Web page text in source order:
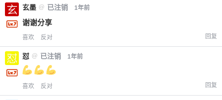
玄墨 @ 已注销 1年前
谢谢分享
喜欢 反对 回复
怼 @ 已注销 1年前
喜欢 反对 回复